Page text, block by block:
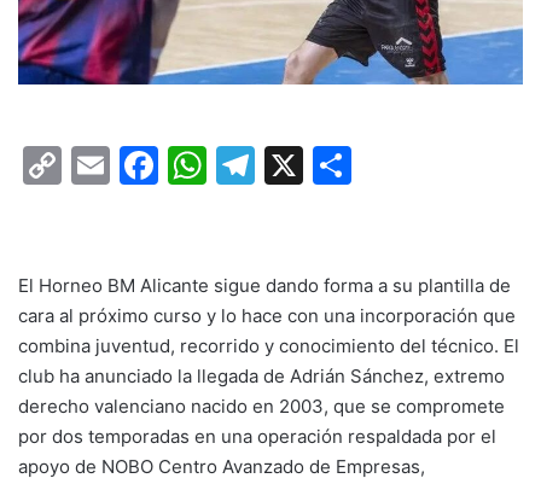
C
y
Li
n
k
E
l
F
e
b
o
o
k
W
s
A
p
p
T
gr
a
m
X
p
ar
tir
El Horneo BM Alicante sigue dando forma a su plantilla de
cara al próximo curso y lo hace con una incorporación que
combina juventud, recorrido y conocimiento del técnico. El
club ha anunciado la llegada de Adrián Sánchez, extremo
derecho valenciano nacido en 2003, que se compromete
por dos temporadas en una operación respaldada por el
apoyo de NOBO Centro Avanzado de Empresas,